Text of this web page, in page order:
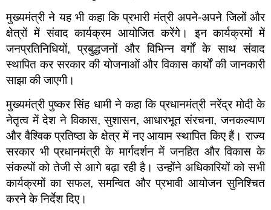
मुख्यमंत्री ने यह भी कहा कि प्रभारी मंत्री अपने-अपने जिलों और
क्षेत्रों में संवाद कार्यक्रम आयोजित करेंगे। इन कार्यक्रमों में
जनप्रतिनिधियों, प्रबुद्धजनों और विभिन्न वर्गों के साथ संवाद
स्थापित कर सरकार की योजनाओं और विकास कार्यों की जानकारी
साझा की जाएगी।
मुख्यमंत्री पुष्कर सिंह धामी ने कहा कि प्रधानमंत्री नरेंद्र मोदी के
नेतृत्व में देश ने विकास, सुशासन, आधारभूत संरचना, जनकल्याण
और वैश्विक प्रतिष्ठा के क्षेत्र में नए आयाम स्थापित किए हैं। राज्य
सरकार भी प्रधानमंत्री के मार्गदर्शन में जनहित और विकास के
संकल्पों को तेजी से आगे बढ़ा रही है। उन्होंने अधिकारियों को सभी
कार्यक्रमों का सफल, समन्वित और प्रभावी आयोजन सुनिश्चित
करने के निर्देश दिए।